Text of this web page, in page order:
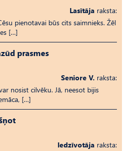
Lasītāja raksta:
pienotavai būs cits saimnieks. Žēl
[…]
prasmes
Seniore V. raksta:
nosist cilvēku. Jā, neesot bijis
[…]
Iedzīvotāja raksta: